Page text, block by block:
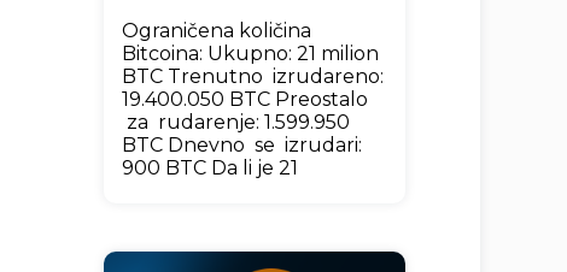
Ograničena količina
Bitcoina: Ukupno: 21 milion
BTC Trenutno izrudareno:
19.400.050 BTC Preostalo
za rudarenje: 1.599.950
BTC Dnevno se izrudari:
900 BTC Da li je 21